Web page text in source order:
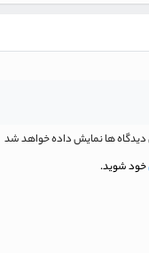
دیدگاه ها نمایش داده خواهد شد
خود شوید.